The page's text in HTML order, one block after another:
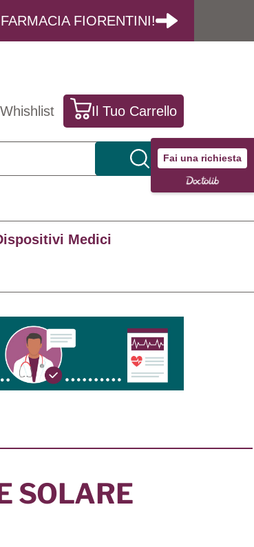
Fai una richiesta
FIORENTINI!
Whishlist Il Tuo Carrello
Medici
SOLARE